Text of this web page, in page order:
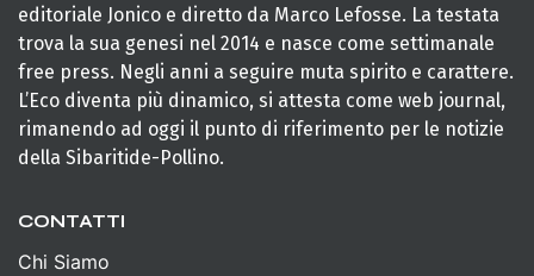
editoriale Jonico e diretto da Marco Lefosse. La testata
trova la sua genesi nel 2014 e nasce come settimanale
free press. Negli anni a seguire muta spirito e carattere.
L’Eco diventa più dinamico, si attesta come web journal,
rimanendo ad oggi il punto di riferimento per le notizie
della Sibaritide-Pollino.
CONTATTI
Chi Siamo